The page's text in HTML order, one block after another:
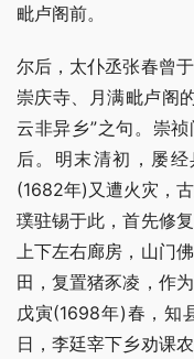
毗卢阁前。
尔后，太仆丞张春曾
崇庆寺、月满毗卢阁
云非异乡”之句。崇
后。明末清初，屡
(1682年)又遭火灾，
璞驻锡于此，首先修
上下左右廊房，山门
田，复置猪豕凌，作
戊寅(1698年)春，知
日，李廷宰下乡劝课